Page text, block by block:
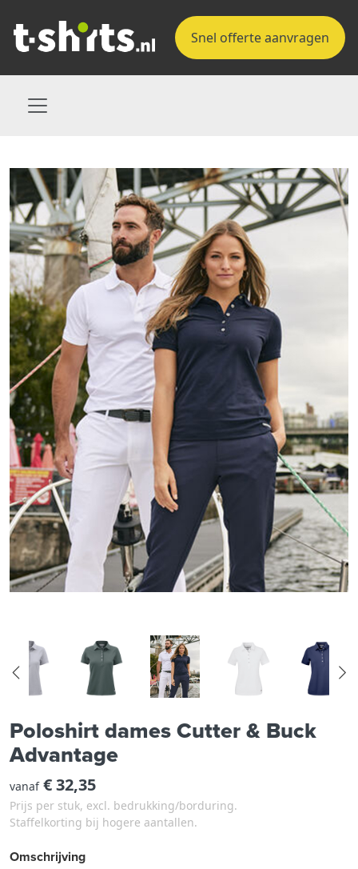
Snel offerte aanvragen
Poloshirt dames Cutter & Buck
Advantage
vanaf€ 32,35
Prijs per stuk, excl. bedrukking/borduring.
Staffelkorting bij hogere aantallen.
Omschrijving